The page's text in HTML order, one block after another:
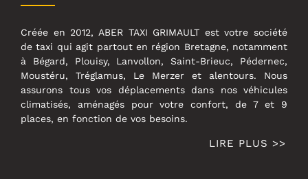
Créée en 2012, ABER TAXI GRIMAULT est votre société
de taxi qui agit partout en région Bretagne, notamment
à Bégard, Plouisy, Lanvollon, Saint-Brieuc, Pédernec,
Moustéru, Tréglamus, Le Merzer et alentours. Nous
assurons tous vos déplacements dans nos véhicules
climatisés, aménagés pour votre confort, de 7 et 9
places, en fonction de vos besoins.
LIRE PLUS >>